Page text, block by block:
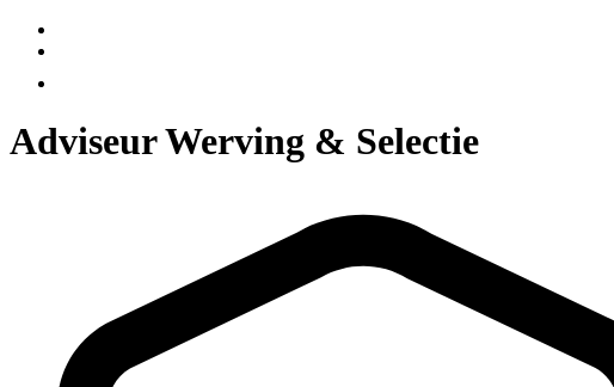
Adviseur Werving & Selectie